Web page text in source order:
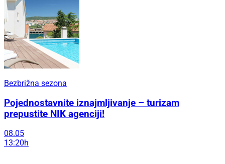
Bezbrižna sezona
Pojednostavnite iznajmljivanje – turizam
prepustite NIK agenciji!
08.05
13:20h